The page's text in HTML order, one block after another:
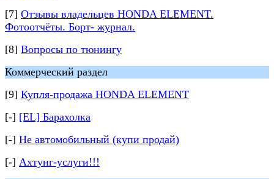
[7] Отзывы владельцев HONDA ELEMENT.
Фотоотчёты. Борт- журнал.
[8] Вопросы по тюнингу
Коммерческий раздел
[9] Купля-продажа HONDA ELEMENT
[-] [EL] Барахолка
[-] Не автомобильный (купи продай)
[-] Ахтунг-услуги!!!